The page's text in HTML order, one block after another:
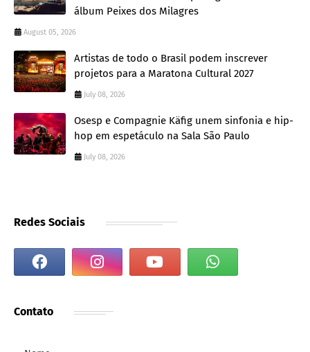
álbum Peixes dos Milagres
August 05, 2026
Artistas de todo o Brasil podem inscrever
projetos para a Maratona Cultural 2027
July 08, 2026
Osesp e Compagnie Käfig unem sinfonia e hip-
hop em espetáculo na Sala São Paulo
July 08, 2026
Redes Sociais
Contato